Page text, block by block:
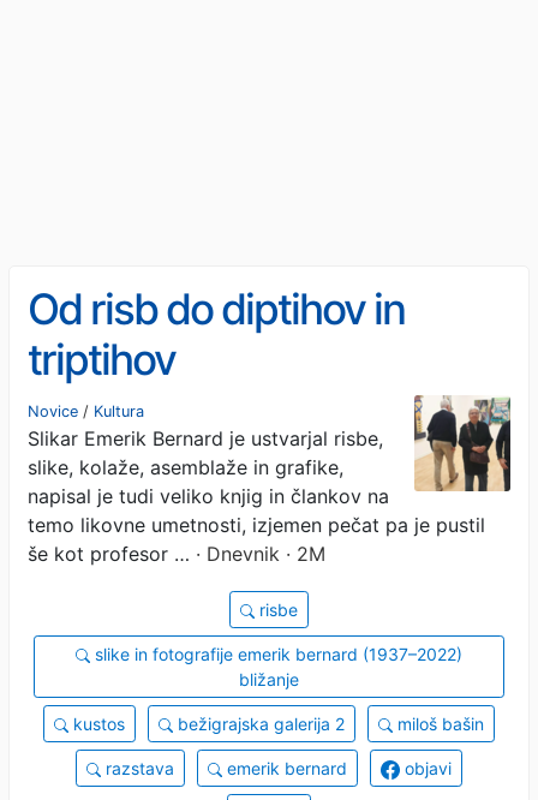
Od risb do diptihov in
triptihov
Novice / Kultura
Slikar Emerik Bernard je ustvarjal risbe,
slike, kolaže, asemblaže in grafike,
napisal je tudi veliko knjig in člankov na
temo likovne umetnosti, izjemen pečat pa je pustil
še kot profesor … · Dnevnik · 2M
risbe
slike in fotografije emerik bernard (1937–2022)
bližanje
kustos bežigrajska galerija 2 miloš bašin
razstava emerik bernard objavi